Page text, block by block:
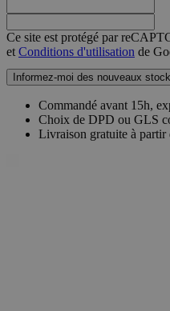
Ce site est protégé par
et Conditions d'utilisation de
Informez-moi des nouveaux
Commandé avant 15h,
Choix de DPD ou GLS
Livraison gratuite à partir